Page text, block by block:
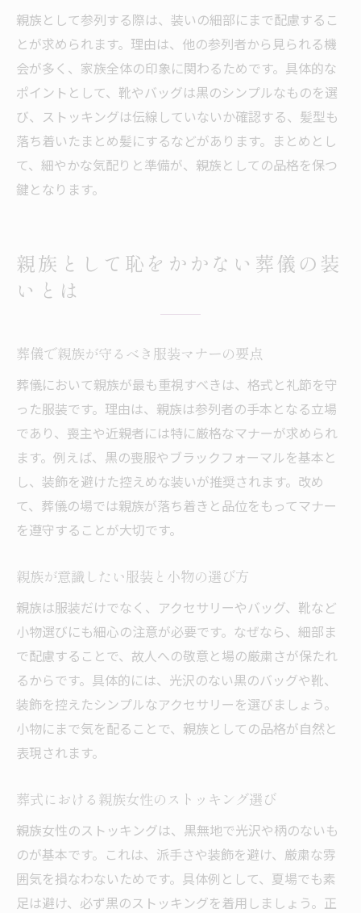
親族として参列する際は、装いの細部にまで配慮するこ
とが求められます。理由は、他の参列者から見られる機
会が多く、家族全体の印象に関わるためです。具体的な
ポイントとして、靴やバッグは黒のシンプルなものを選
び、ストッキングは伝線していないか確認する、髪型も
落ち着いたまとめ髪にするなどがあります。まとめとし
て、細やかな気配りと準備が、親族としての品格を保つ
鍵となります。
親族として恥をかかない葬儀の装
いとは
葬儀で親族が守るべき服装マナーの要点
葬儀において親族が最も重視すべきは、格式と礼節を守
った服装です。理由は、親族は参列者の手本となる立場
であり、喪主や近親者には特に厳格なマナーが求められ
ます。例えば、黒の喪服やブラックフォーマルを基本と
し、装飾を避けた控えめな装いが推奨されます。改め
て、葬儀の場では親族が落ち着きと品位をもってマナー
を遵守することが大切です。
親族が意識したい服装と小物の選び方
親族は服装だけでなく、アクセサリーやバッグ、靴など
小物選びにも細心の注意が必要です。なぜなら、細部ま
で配慮することで、故人への敬意と場の厳粛さが保たれ
るからです。具体的には、光沢のない黒のバッグや靴、
装飾を控えたシンプルなアクセサリーを選びましょう。
小物にまで気を配ることで、親族としての品格が自然と
表現されます。
葬式における親族女性のストッキング選び
親族女性のストッキングは、黒無地で光沢や柄のないも
のが基本です。これは、派手さや装飾を避け、厳粛な雰
囲気を損なわないためです。具体例として、夏場でも素
足は避け、必ず黒のストッキングを着用しましょう。正